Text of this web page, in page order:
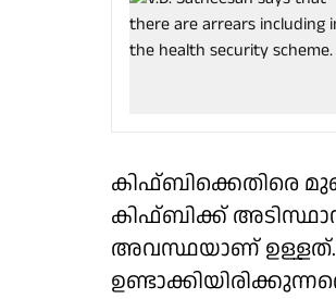
കിഫ്ബിക്കെതിരെ
കിഫ്ബിക്ക്
അവസ്ഥയാണ് ഉള്ളത്.